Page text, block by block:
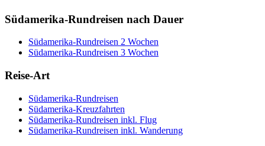
Südamerika-Rundreisen nach Dauer
Südamerika-Rundreisen 2 Wochen
Südamerika-Rundreisen 3 Wochen
Reise-Art
Südamerika-Rundreisen
Südamerika-Kreuzfahrten
Südamerika-Rundreisen inkl. Flug
Südamerika-Rundreisen inkl. Wanderung